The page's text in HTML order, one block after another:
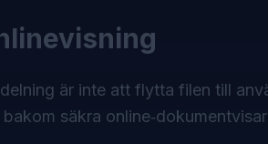
är inte att flytta filen till
säkra